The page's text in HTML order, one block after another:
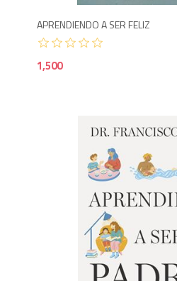
APRENDIENDO A SER FELIZ
1,500